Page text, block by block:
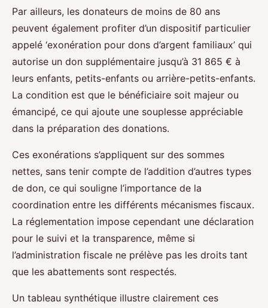
Par ailleurs, les donateurs de moins de 80 ans
peuvent également profiter d’un dispositif particulier
appelé ‘exonération pour dons d’argent familiaux’ qui
autorise un don supplémentaire jusqu’à 31 865 € à
leurs enfants, petits-enfants ou arrière-petits-enfants.
La condition est que le bénéficiaire soit majeur ou
émancipé, ce qui ajoute une souplesse appréciable
dans la préparation des donations.
Ces exonérations s’appliquent sur des sommes
nettes, sans tenir compte de l’addition d’autres types
de don, ce qui souligne l’importance de la
coordination entre les différents mécanismes fiscaux.
La réglementation impose cependant une déclaration
pour le suivi et la transparence, même si
l’administration fiscale ne prélève pas les droits tant
que les abattements sont respectés.
Un tableau synthétique illustre clairement ces